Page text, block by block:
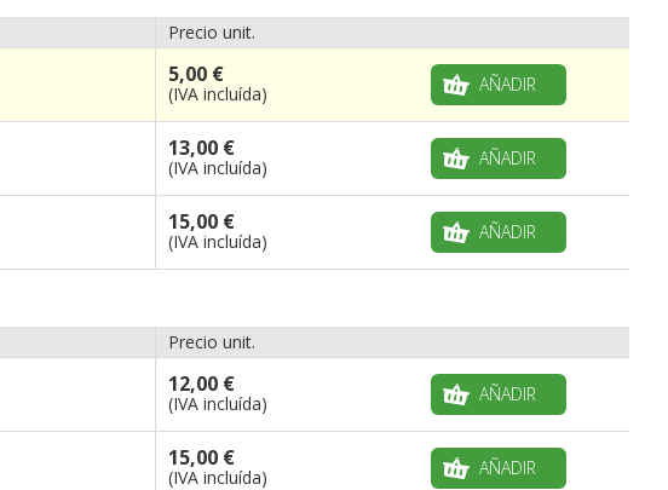
Precio unit.
5,00 €
(IVA incluída) AÑADIR
13,00 €
(IVA incluída) AÑADIR
15,00 €
(IVA incluída) AÑADIR
Precio unit.
12,00 €
(IVA incluída) AÑADIR
15,00 €
(IVA incluída) AÑADIR